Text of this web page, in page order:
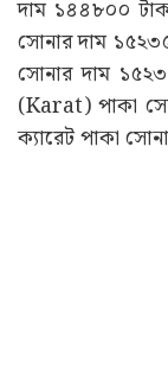
দাম ১৪৪৮০০
সোনার দাম
সোনার দাম
(Karat) পাকা
ক্যারেট পাকা